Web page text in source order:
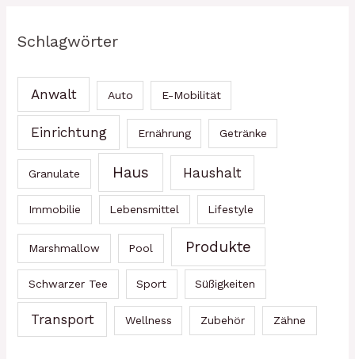
Schlagwörter
Anwalt Auto E-Mobilität
Einrichtung Ernährung Getränke
Granulate Haus Haushalt
Immobilie Lebensmittel Lifestyle
Marshmallow Pool Produkte
Schwarzer Tee Sport Süßigkeiten
Transport Wellness Zubehör Zähne